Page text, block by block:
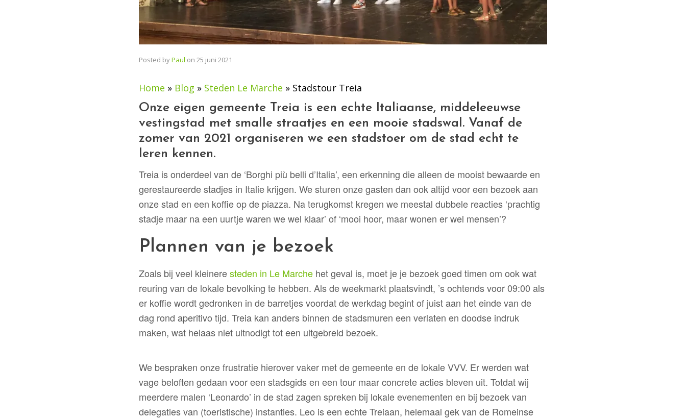
Posted byPaul on 25 juni 2021
Home » Blog » Steden Le Marche » Stadstour Treia
Onze eigen gemeente Treia is een echte Italiaanse, middeleeuwse
vestingstad met smalle straatjes en een mooie stadswal. Vanaf de
zomer van 2021 organiseren we een stadstoer om de stad echt te
leren kennen.
Treia is onderdeel van de ‘Borghi più belli d’Italia’, een erkenning die alleen de mooist bewaarde en
gerestaureerde stadjes in Italie krijgen. We sturen onze gasten dan ook altijd voor een bezoek aan
onze stad en een koffie op de piazza. Na terugkomst kregen we meestal dubbele reacties ‘prachtig
stadje maar na een uurtje waren we wel klaar’ of ‘mooi hoor, maar wonen er wel mensen’?
Plannen van je bezoek
Zoals bij veel kleineresteden in Le Marche het geval is, moet je je bezoek goed timen om ook wat
reuring van de lokale bevolking te hebben. Als de weekmarkt plaatsvindt, ’s ochtends voor 09:00 als
er koffie wordt gedronken in de barretjes voordat de werkdag begint of juist aan het einde van de
dag rond aperitivo tijd. Treia kan anders binnen de stadsmuren een verlaten en doodse indruk
maken, wat helaas niet uitnodigt tot een uitgebreid bezoek.
We bespraken onze frustratie hierover vaker met de gemeente en de lokale VVV. Er werden wat
vage beloften gedaan voor een stadsgids en een tour maar concrete acties bleven uit. Totdat wij
meerdere malen ‘Leonardo’ in de stad zagen spreken bij lokale evenementen en bij bezoek van
delegaties van (toeristische) instanties. Leo is een echte Treiaan, helemaal gek van de Romeinse